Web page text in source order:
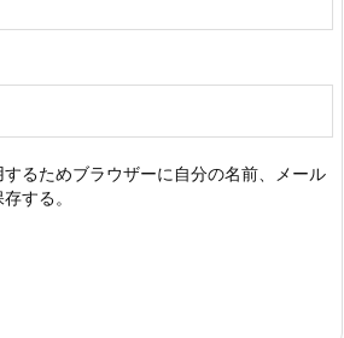
るためブラウザーに自分の名前、メール
する。